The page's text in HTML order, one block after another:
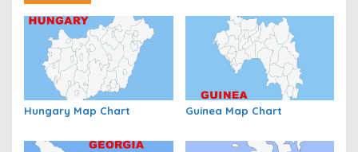
Hungary Map Chart Guinea Map Chart